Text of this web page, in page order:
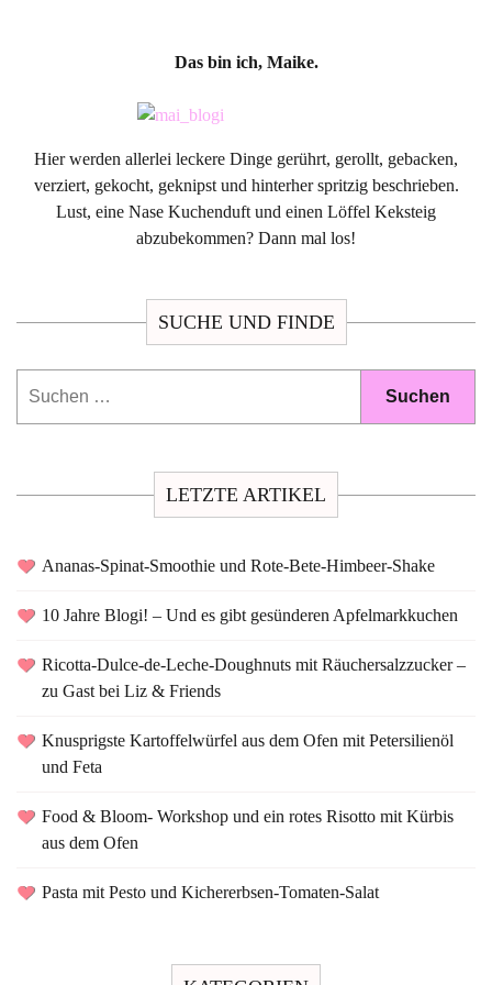
Das bin ich, Maike.
Hier werden allerlei leckere Dinge gerührt, gerollt, gebacken,
verziert, gekocht, geknipst und hinterher spritzig beschrieben.
Lust, eine Nase Kuchenduft und einen Löffel Keksteig
abzubekommen? Dann mal los!
SUCHE UND FINDE
LETZTE ARTIKEL
Ananas-Spinat-Smoothie und Rote-Bete-Himbeer-Shake
10 Jahre Blogi! – Und es gibt gesünderen Apfelmarkkuchen
Ricotta-Dulce-de-Leche-Doughnuts mit Räuchersalzzucker –
zu Gast bei Liz & Friends
Knusprigste Kartoffelwürfel aus dem Ofen mit Petersilienöl
und Feta
Food & Bloom- Workshop und ein rotes Risotto mit Kürbis
aus dem Ofen
Pasta mit Pesto und Kichererbsen-Tomaten-Salat